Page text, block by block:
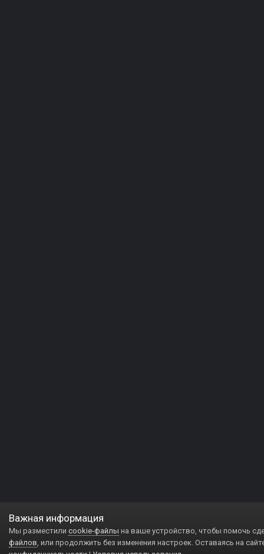
Важная информация
Мы разместили cookie-файлы на ваше устройство, чтобы помочь
файлов, или продолжить без изменения настроек. Оставаясь на